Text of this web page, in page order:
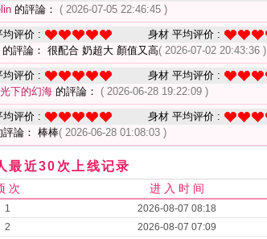
的評論： ( 2026-07-05 22:46:45 )
均评价 : 身材 平均评价 :
的評論： 很配合 奶超大 顏值又高( 2026-07-02 20:43:36 )
均评价 : 身材 平均评价 :
下的幻海 的評論： ( 2026-06-28 19:22:09 )
均评价 : 身材 平均评价 :
評論： 棒棒( 2026-06-28 01:08:03 )
最近30次上线记录
次 进 入 时 间
1 2026-08-07 08:18
2
2026-08-07 07:09